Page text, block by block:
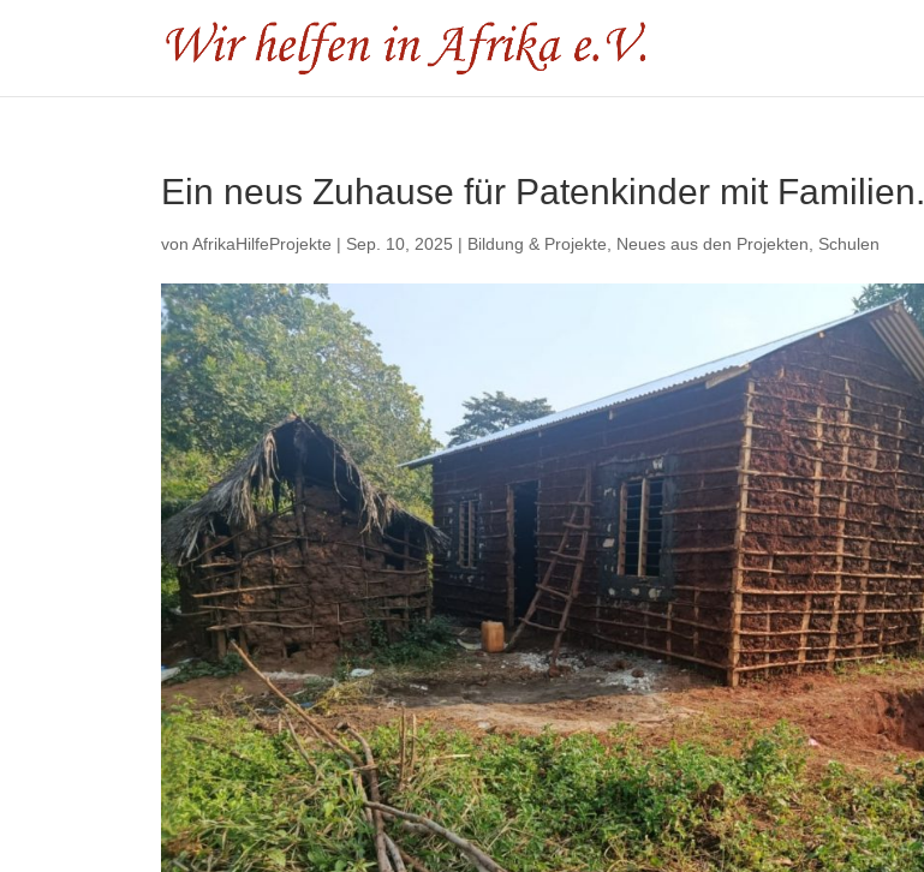
Ein neus Zuhause für Patenkinder mit Familien.
vonAfrikaHilfeProjekte | Sep. 10, 2025 | Bildung & Projekte Neues aus den Projekten Schulen